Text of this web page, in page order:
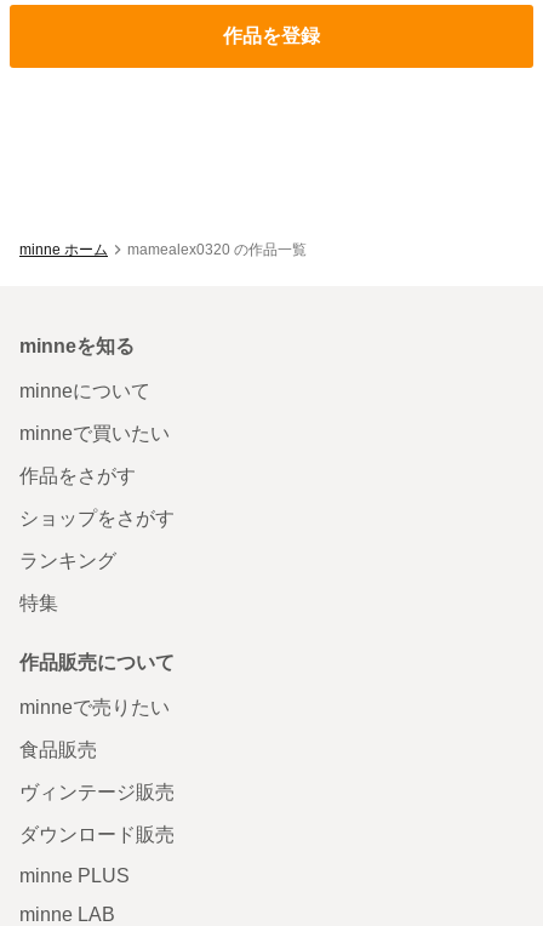
作品を登録
minne ホーム mamealex0320 の作品一覧
minneを知る
minneについて
minneで買いたい
作品をさがす
ショップをさがす
ランキング
特集
作品販売について
minneで売りたい
食品販売
ヴィンテージ販売
ダウンロード販売
minne PLUS
minne LAB